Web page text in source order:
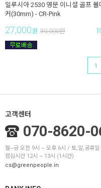
일루시아 2530 영문 이니셜 골프 볼
커(30mm) - CR-Pink
27,000원 30,000원
1
고객센터
070-8620-
월~금 오전 9시 ~ 오후 6시 / 토,일,공휴일
점심시간 12시 ~ 13시 (1시간)
cs@greenpeople.in